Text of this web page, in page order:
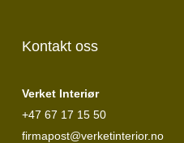
Kontakt oss
Verket Interiør
+47 67 17 15 50
firmapost@verketinterior.no